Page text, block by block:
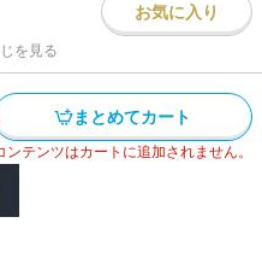
お気に入り
を見る
まとめてカート
テンツはカートに追加されません。